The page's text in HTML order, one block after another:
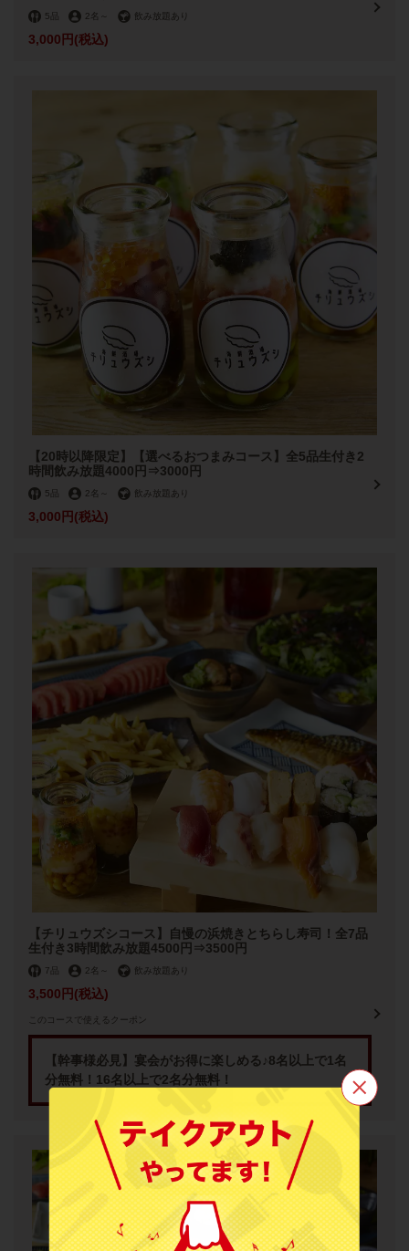
5品 2名 ～ 飲み放題あり
3,000円 (税込)
【20時以降限定】【選べるおつまみコース】全5品生付き2
時間飲み放題4000円⇒3000円
5品 2名 ～ 飲み放題あり
3,000円 (税込)
【チリュウズシコース】自慢の浜焼きとちらし寿司！全7品
生付き3時間飲み放題4500円⇒3500円
7品 2名 ～ 飲み放題あり
3,500円 (税込)
このコースで使えるクーポン
【幹事様必見】宴会がお得に楽しめる♪8名以上で1名
分無料！16名以上で2名分無料！
この店舗情報をシェアする
【個室完備】浜焼きと肴 海鮮酒場チリュウズシ 知立駅前店
愛知県知立市栄２－10 CHIRYUCROSSGATE7階
https://chiryuzushi.owst.jp/